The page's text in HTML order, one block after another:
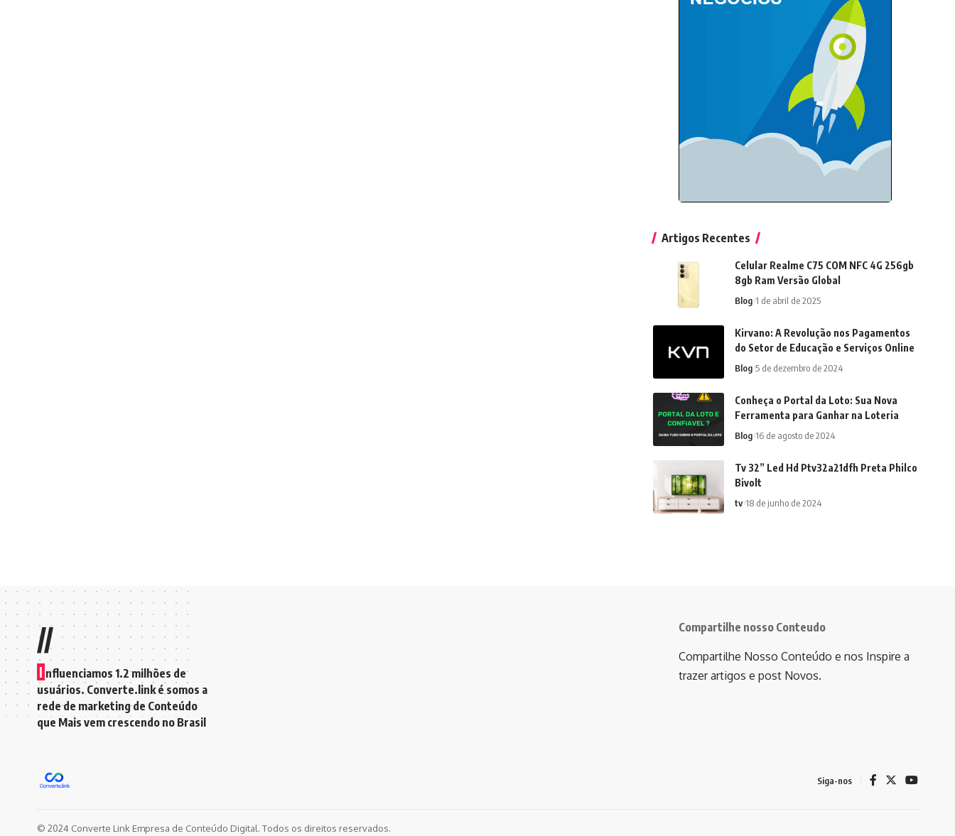
Artigos Recentes
Celular Realme C75 COM NFC 4G 256gb
8gb Ram Versão Global
Blog 1 de abril de 2025
Kirvano: A Revolução nos Pagamentos
do Setor de Educação e Serviços Online
Blog 5 de dezembro de 2024
Conheça o Portal da Loto: Sua Nova
Ferramenta para Ganhar na Loteria
Blog 16 de agosto de 2024
Tv 32” Led Hd Ptv32a21dfh Preta Philco
Bivolt
tv 18 de junho de 2024
//
I nfluenciamos 1.2 milhões de
usuários. Converte.link é somos a
rede de marketing de Conteúdo
que Mais vem crescendo no Brasil
Compartilhe nosso Conteudo
Compartilhe Nosso Conteúdo e nos Inspire a
trazer artigos e post Novos.
Siga-nos
© 2024 Converte Link Empresa de Conteúdo Digital. Todos os direitos reservados.